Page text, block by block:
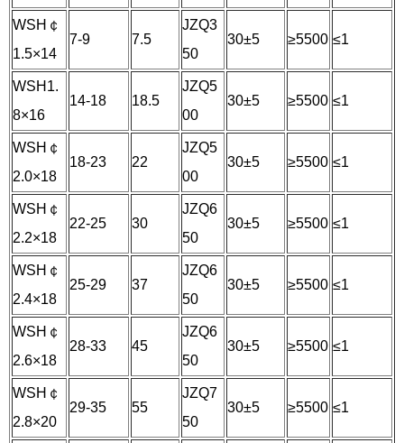
WSH￠
1.5×14
7-9 7.5
JZQ3
50
30±5 ≥5500 ≤1
WSH1.
8×16
14-18 18.5
JZQ5
00
30±5 ≥5500 ≤1
WSH￠
2.0×18
18-23 22
JZQ5
00
30±5 ≥5500 ≤1
WSH￠
2.2×18
22-25 30
JZQ6
50
30±5 ≥5500 ≤1
WSH￠
2.4×18
25-29 37
JZQ6
50
30±5 ≥5500 ≤1
WSH￠
2.6×18
28-33 45
JZQ6
50
30±5 ≥5500 ≤1
WSH￠
2.8×20
29-35 55
JZQ7
50
30±5 ≥5500 ≤1